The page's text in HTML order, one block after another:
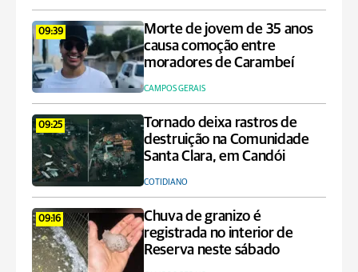
09:39
Morte de jovem de 35 anos
causa comoção entre
moradores de Carambeí
CAMPOS GERAIS
09:25
Tornado deixa rastros de
destruição na Comunidade
Santa Clara, em Candói
COTIDIANO
09:16
Chuva de granizo é
registrada no interior de
Reserva neste sábado